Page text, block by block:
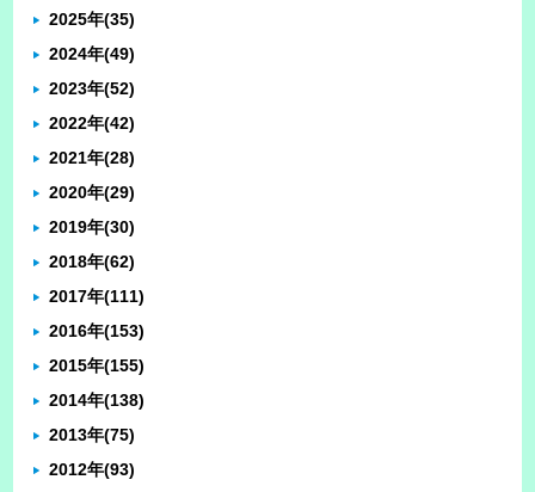
2025年(35)
2024年(49)
2023年(52)
2022年(42)
2021年(28)
2020年(29)
2019年(30)
2018年(62)
2017年(111)
2016年(153)
2015年(155)
2014年(138)
2013年(75)
2012年(93)